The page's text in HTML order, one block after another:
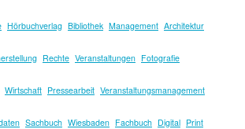
Hörbuchverlag Bibliothek Management Architektur
Rechte Veranstaltungen Fotografie
Wirtschaft Pressearbeit Veranstaltungsmanagement
Sachbuch Wiesbaden Fachbuch Digital Print